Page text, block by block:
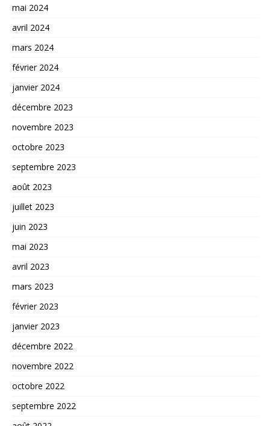
mai 2024
avril 2024
mars 2024
février 2024
janvier 2024
décembre 2023
novembre 2023
octobre 2023
septembre 2023
août 2023
juillet 2023
juin 2023
mai 2023
avril 2023
mars 2023
février 2023
janvier 2023
décembre 2022
novembre 2022
octobre 2022
septembre 2022